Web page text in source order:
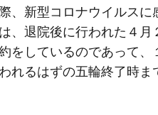
、新型コロナウイルス
、退院後に行われた４月
をしているのであって
れるはずの五輪終了時